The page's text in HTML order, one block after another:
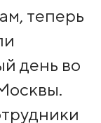
теперь
день во